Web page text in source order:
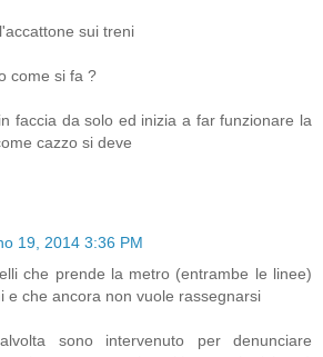
sui treni
come si fa ?
faccia da solo ed inizia a far funzionare la
cazzo si deve
19, 2014 3:36 PM
che prende la metro (entrambe le linee)
e che ancora non vuole rassegnarsi
sono intervenuto per denunciare